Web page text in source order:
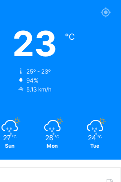
23 ℃
25º - 23º
94%
5.13 km/h
27 ℃
Sun
28 ℃
Mon
24 ℃
Tue